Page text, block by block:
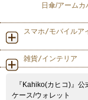
日傘/アーム
スマホ/モバイルア
雑貨/インテリア
『Kahiko(カヒコ)』公
ケース/ウォレット